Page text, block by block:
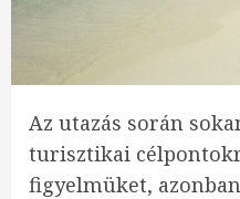
Az utazás során
turisztikai
figyelmüket,